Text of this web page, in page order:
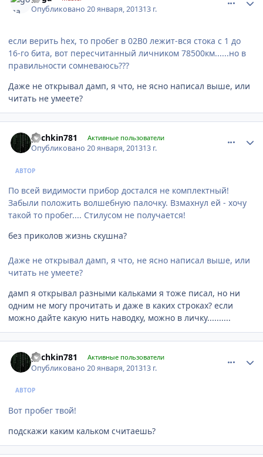
Опубликовано20 января, 201313 г.
если верить hex, то пробег в 02B0 лежит-вся стока с 1 до
16-го бита, вот пересчитанный личником 78500км......но в
правильности сомневаюсь???
Даже не открывал дамп, я что, не ясно написал выше, или
читать не умеете?
pechkin781 Активные пользователи
Опубликовано20 января, 201313 г.
АВТОР
По всей видимости прибор достался не комплектный!
Забыли положить волшебную палочку. Взмахнул ей - хочу
такой то пробег.... Стилусом не получается!
без приколов жизнь скушна?
Даже не открывал дамп, я что, не ясно написал выше, или
читать не умеете?
дамп я открывал разными кальками я тоже писал, но ни
одним не могу прочитать и даже в каких строках? если
можно дайте какую нить наводку, можно в личку..........
pechkin781 Активные пользователи
Опубликовано20 января, 201313 г.
АВТОР
Вот пробег твой!
подскажи каким кальком считаешь?